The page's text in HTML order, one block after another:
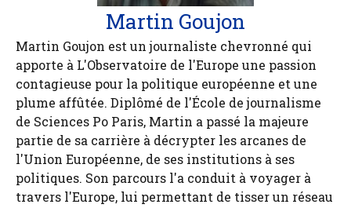
Martin Goujon
Martin Goujon est un journaliste chevronné qui
apporte à L'Observatoire de l'Europe une passion
contagieuse pour la politique européenne et une
plume affûtée. Diplômé de l'École de journalisme
de Sciences Po Paris, Martin a passé la majeure
partie de sa carrière à décrypter les arcanes de
l'Union Européenne, de ses institutions à ses
politiques. Son parcours l'a conduit à voyager à
travers l'Europe, lui permettant de tisser un réseau